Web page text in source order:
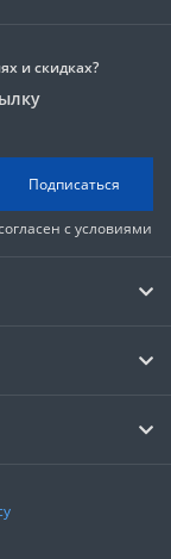
и скидках?
Подписаться
с условиями